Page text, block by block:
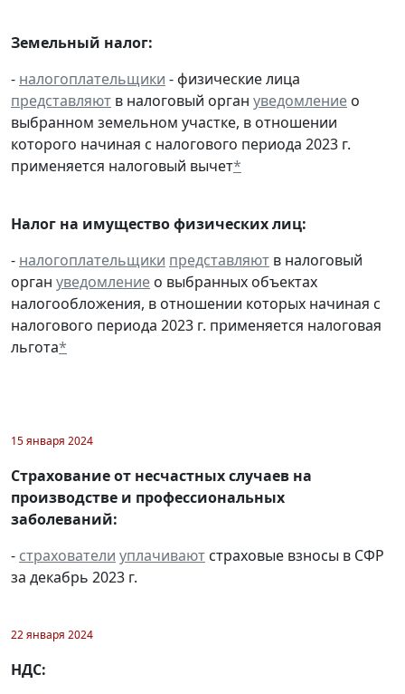
Земельный налог:
- налогоплательщики - физические лица
представляют в налоговый орган уведомление о
выбранном земельном участке, в отношении
которого начиная с налогового периода 2023 г.
применяется налоговый вычет*
Налог на имущество физических лиц:
- налогоплательщики представляют в налоговый
орган уведомление о выбранных объектах
налогообложения, в отношении которых начиная с
налогового периода 2023 г. применяется налоговая
льгота*
15 января 2024
Страхование от несчастных случаев на
производстве и профессиональных
заболеваний:
- страхователи уплачивают страховые взносы в СФР
за декабрь 2023 г.
22 января 2024
НДС: